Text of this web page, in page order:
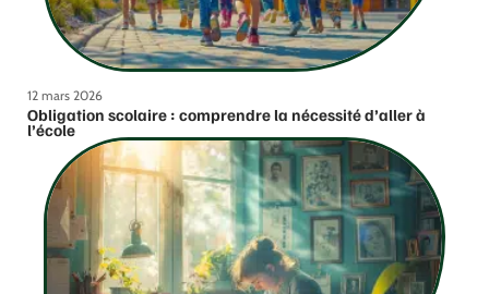
12 mars 2026
Obligation scolaire : comprendre la nécessité d’aller à
l’école